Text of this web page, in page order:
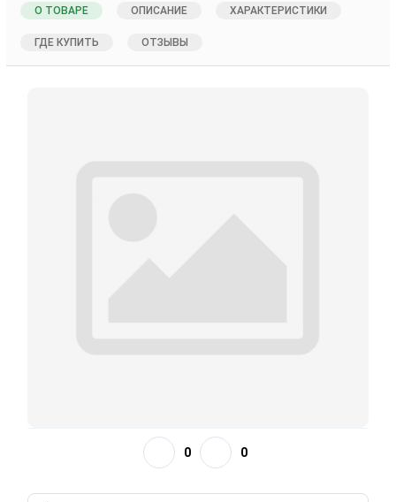
О ТОВАРЕ ОПИСАНИЕ ХАРАКТЕРИСТИКИ
ГДЕ КУПИТЬ ОТЗЫВЫ
0 0